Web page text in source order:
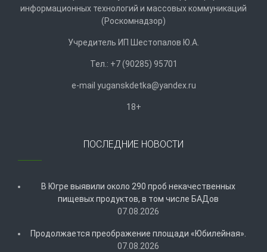
информационных технологий и массовых коммуникаций
(Роскомнадзор)
Учредитель ИП Шестопалов Ю.А.
Тел.: +7 (90285) 95701
e-mail yuganskdetka@yandex.ru
18+
ПОСЛЕДНИЕ НОВОСТИ
В Югре выявили около 290 проб некачественных
пищевых продуктов, в том числе БАДов
07.08.2026
Продолжается преображение площади «Юбилейная».
07.08.2026